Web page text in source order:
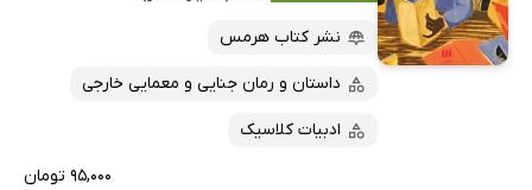
نشر کتاب هرمس
داستان و رمان جنایی و معمایی خارجی
ادبیات کلاسیک
۹۵,۰۰۰ تومان